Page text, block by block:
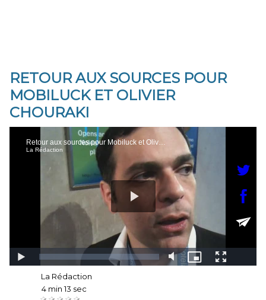
RETOUR AUX SOURCES POUR
MOBILUCK ET OLIVIER
CHOURAKI
La Rédaction
4 min 13 sec